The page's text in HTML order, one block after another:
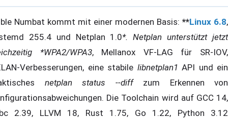
Numbat kommt mit einer modernen Basis: **Linux 6.8,
255.4 und Netplan 1.0*. Netplan unterstützt jetzt
*WPA2/WPA3, Mellanox VF-LAG für SR-IOV,
Verbesserungen, eine stabile libnetplan1 API und ein
netplan status --diffzum Erkennen von
Die Toolchain wird auf GCC 14,
2.39, LLVM 18, Rust 1.75, Go 1.22, Python 3.12